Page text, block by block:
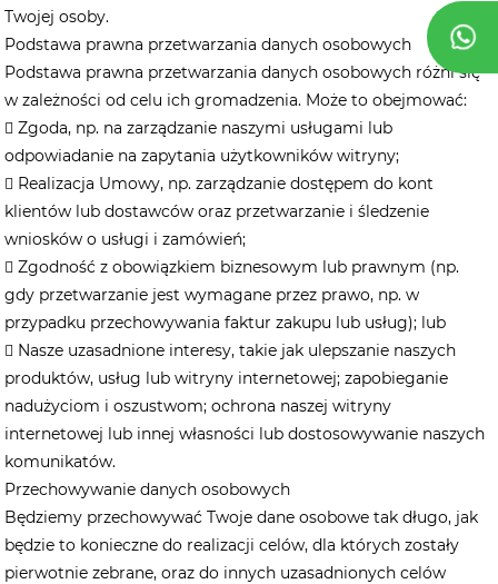
Twojej osoby.
Podstawa prawna przetwarzania danych osobowych
Podstawa prawna przetwarzania danych osobowych różni się
w zależności od celu ich gromadzenia. Może to obejmować:
 Zgoda, np. na zarządzanie naszymi usługami lub
odpowiadanie na zapytania użytkowników witryny;
 Realizacja Umowy, np. zarządzanie dostępem do kont
klientów lub dostawców oraz przetwarzanie i śledzenie
wniosków o usługi i zamówień;
 Zgodność z obowiązkiem biznesowym lub prawnym​​ (np.
gdy przetwarzanie jest wymagane przez prawo, np. w
przypadku przechowywania faktur zakupu lub usług); lub
 ​​Nasze uzasadnione interesy, takie jak ulepszanie naszych
produktów, usług lub witryny internetowej; zapobieganie
nadużyciom i oszustwom; ochrona naszej witryny
internetowej lub innej własności lub dostosowywanie naszych
komunikatów.
Przechowywanie danych osobowych
Będziemy przechowywać Twoje dane osobowe tak długo, jak
będzie to konieczne do realizacji celów, dla których zostały
pierwotnie zebrane, oraz do innych uzasadnionych celów